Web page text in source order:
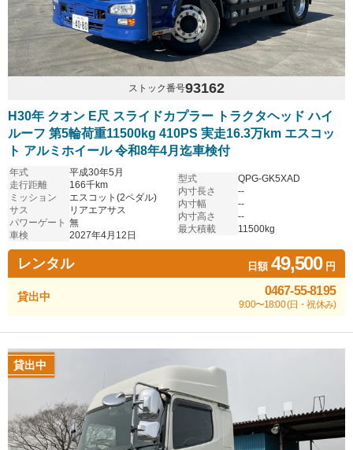
ストック番号93162
H30年 クオン E尺 スライドカプラー トラクタヘッド ハイ
ルーフ 第5輪荷重11500kg 410PS 実走16.3万km エスコッ
ト アルミホイール 令和8年4月迄車検付
年式
平成30年5月
走行距離
166千km
ミッション
エスコット(2ペダル)
サス
リアエアサス
パワーゲート 無
車検
2027年4月12日
型式
QPG-GK5XAD
内寸長さ
--
内寸幅
--
内寸高さ
--
最大積載
11500kg
レンタル 日額49,500円
貸出中 0467-55-8195
9:00〜18:00 (日・祝休み)
貸出中